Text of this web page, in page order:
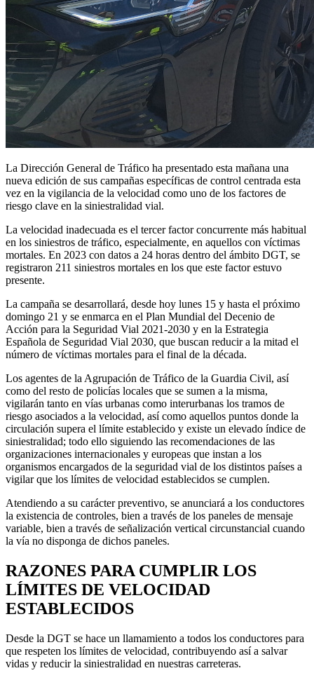
La Dirección General de Tráfico ha presentado esta mañana una
nueva edición de sus campañas específicas de control centrada esta
vez en la vigilancia de la velocidad como uno de los factores de
riesgo clave en la siniestralidad vial.
La velocidad inadecuada es el tercer factor concurrente más habitual
en los siniestros de tráfico, especialmente, en aquellos con víctimas
mortales. En 2023 con datos a 24 horas dentro del ámbito DGT, se
registraron 211 siniestros mortales en los que este factor estuvo
presente.
La campaña se desarrollará, desde hoy lunes 15 y hasta el próximo
domingo 21 y se enmarca en el Plan Mundial del Decenio de
Acción para la Seguridad Vial 2021-2030 y en la Estrategia
Española de Seguridad Vial 2030, que buscan reducir a la mitad el
número de víctimas mortales para el final de la década.
Los agentes de la Agrupación de Tráfico de la Guardia Civil, así
como del resto de policías locales que se sumen a la misma,
vigilarán tanto en vías urbanas como interurbanas los tramos de
riesgo asociados a la velocidad, así como aquellos puntos donde la
circulación supera el límite establecido y existe un elevado índice de
siniestralidad; todo ello siguiendo las recomendaciones de las
organizaciones internacionales y europeas que instan a los
organismos encargados de la seguridad vial de los distintos países a
vigilar que los límites de velocidad establecidos se cumplen.
Atendiendo a su carácter preventivo, se anunciará a los conductores
la existencia de controles, bien a través de los paneles de mensaje
variable, bien a través de señalización vertical circunstancial cuando
la vía no disponga de dichos paneles.
RAZONES PARA CUMPLIR LOS
LÍMITES DE VELOCIDAD
ESTABLECIDOS
Desde la DGT se hace un llamamiento a todos los conductores para
que respeten los límites de velocidad, contribuyendo así a salvar
vidas y reducir la siniestralidad en nuestras carreteras.